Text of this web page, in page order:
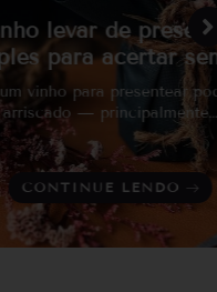
Guia
sempre
pode parecer